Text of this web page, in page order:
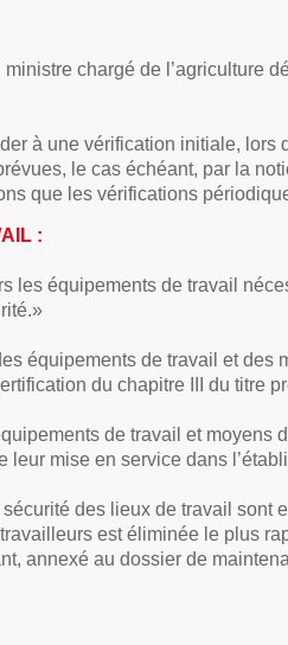
chargé de l’agriculture
à une vérification initiale, lors
le cas échéant, par la
que les vérifications
:
les équipements de travail
équipements de travail et
du chapitre III du titre
de travail et
mise en service dans
des lieux de travail
est éliminée le plus
annexé au dossier de